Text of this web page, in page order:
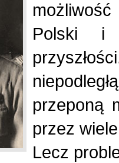
Polski i
przeponą
przez
Lecz